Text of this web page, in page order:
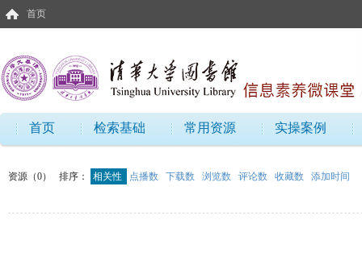
首页
首页 检索基础 常用资源 实操案例
资源（0） 排序： 相关性 点播数 下载数 浏览数 评论数 收藏数 添加时间